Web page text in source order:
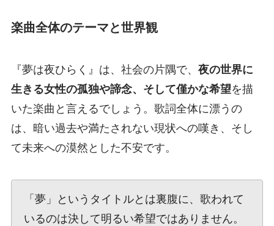
楽曲全体のテーマと世界観
『夢は夜ひらく』は、社会の片隅で、 夜の世界に
生きる女性の孤独や諦念、そして僅かな希望を描
いた楽曲と言えるでしょう。歌詞全体に漂うの
は、暗い過去や満たされない現状への嘆き、そし
て未来への漠然とした不安です。
「夢」というタイトルとは裏腹に、歌われて
いるのは決して明るい希望ではありません。